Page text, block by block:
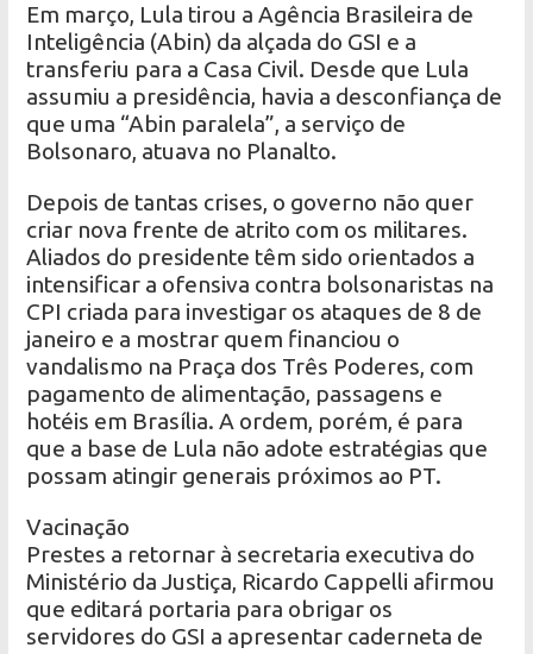
Em março, Lula tirou a Agência Brasileira de
Inteligência (Abin) da alçada do GSI e a
transferiu para a Casa Civil. Desde que Lula
assumiu a presidência, havia a desconfiança de
que uma “Abin paralela”, a serviço de
Bolsonaro, atuava no Planalto.
Depois de tantas crises, o governo não quer
criar nova frente de atrito com os militares.
Aliados do presidente têm sido orientados a
intensificar a ofensiva contra bolsonaristas na
CPI criada para investigar os ataques de 8 de
janeiro e a mostrar quem financiou o
vandalismo na Praça dos Três Poderes, com
pagamento de alimentação, passagens e
hotéis em Brasília. A ordem, porém, é para
que a base de Lula não adote estratégias que
possam atingir generais próximos ao PT.
Vacinação
Prestes a retornar à secretaria executiva do
Ministério da Justiça, Ricardo Cappelli afirmou
que editará portaria para obrigar os
servidores do GSI a apresentar caderneta de